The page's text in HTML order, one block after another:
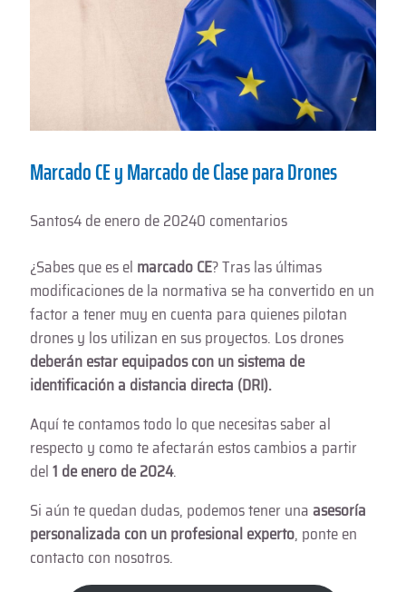
Marcado CE y Marcado de Clase para Drones
Santos4 de enero de 20240 comentarios
¿Sabes que es el marcado CE? Tras las últimas
modificaciones de la normativa se ha convertido en un
factor a tener muy en cuenta para quienes pilotan
drones y los utilizan en sus proyectos. Los drones
deberán estar equipados con un sistema de
identificación a distancia directa (DRI).
Aquí te contamos todo lo que necesitas saber al
respecto y como te afectarán estos cambios a partir
del1 de enero de 2024.
Si aún te quedan dudas, podemos tener unaasesoría
personalizada con un profesional experto, ponte en
contacto con nosotros.